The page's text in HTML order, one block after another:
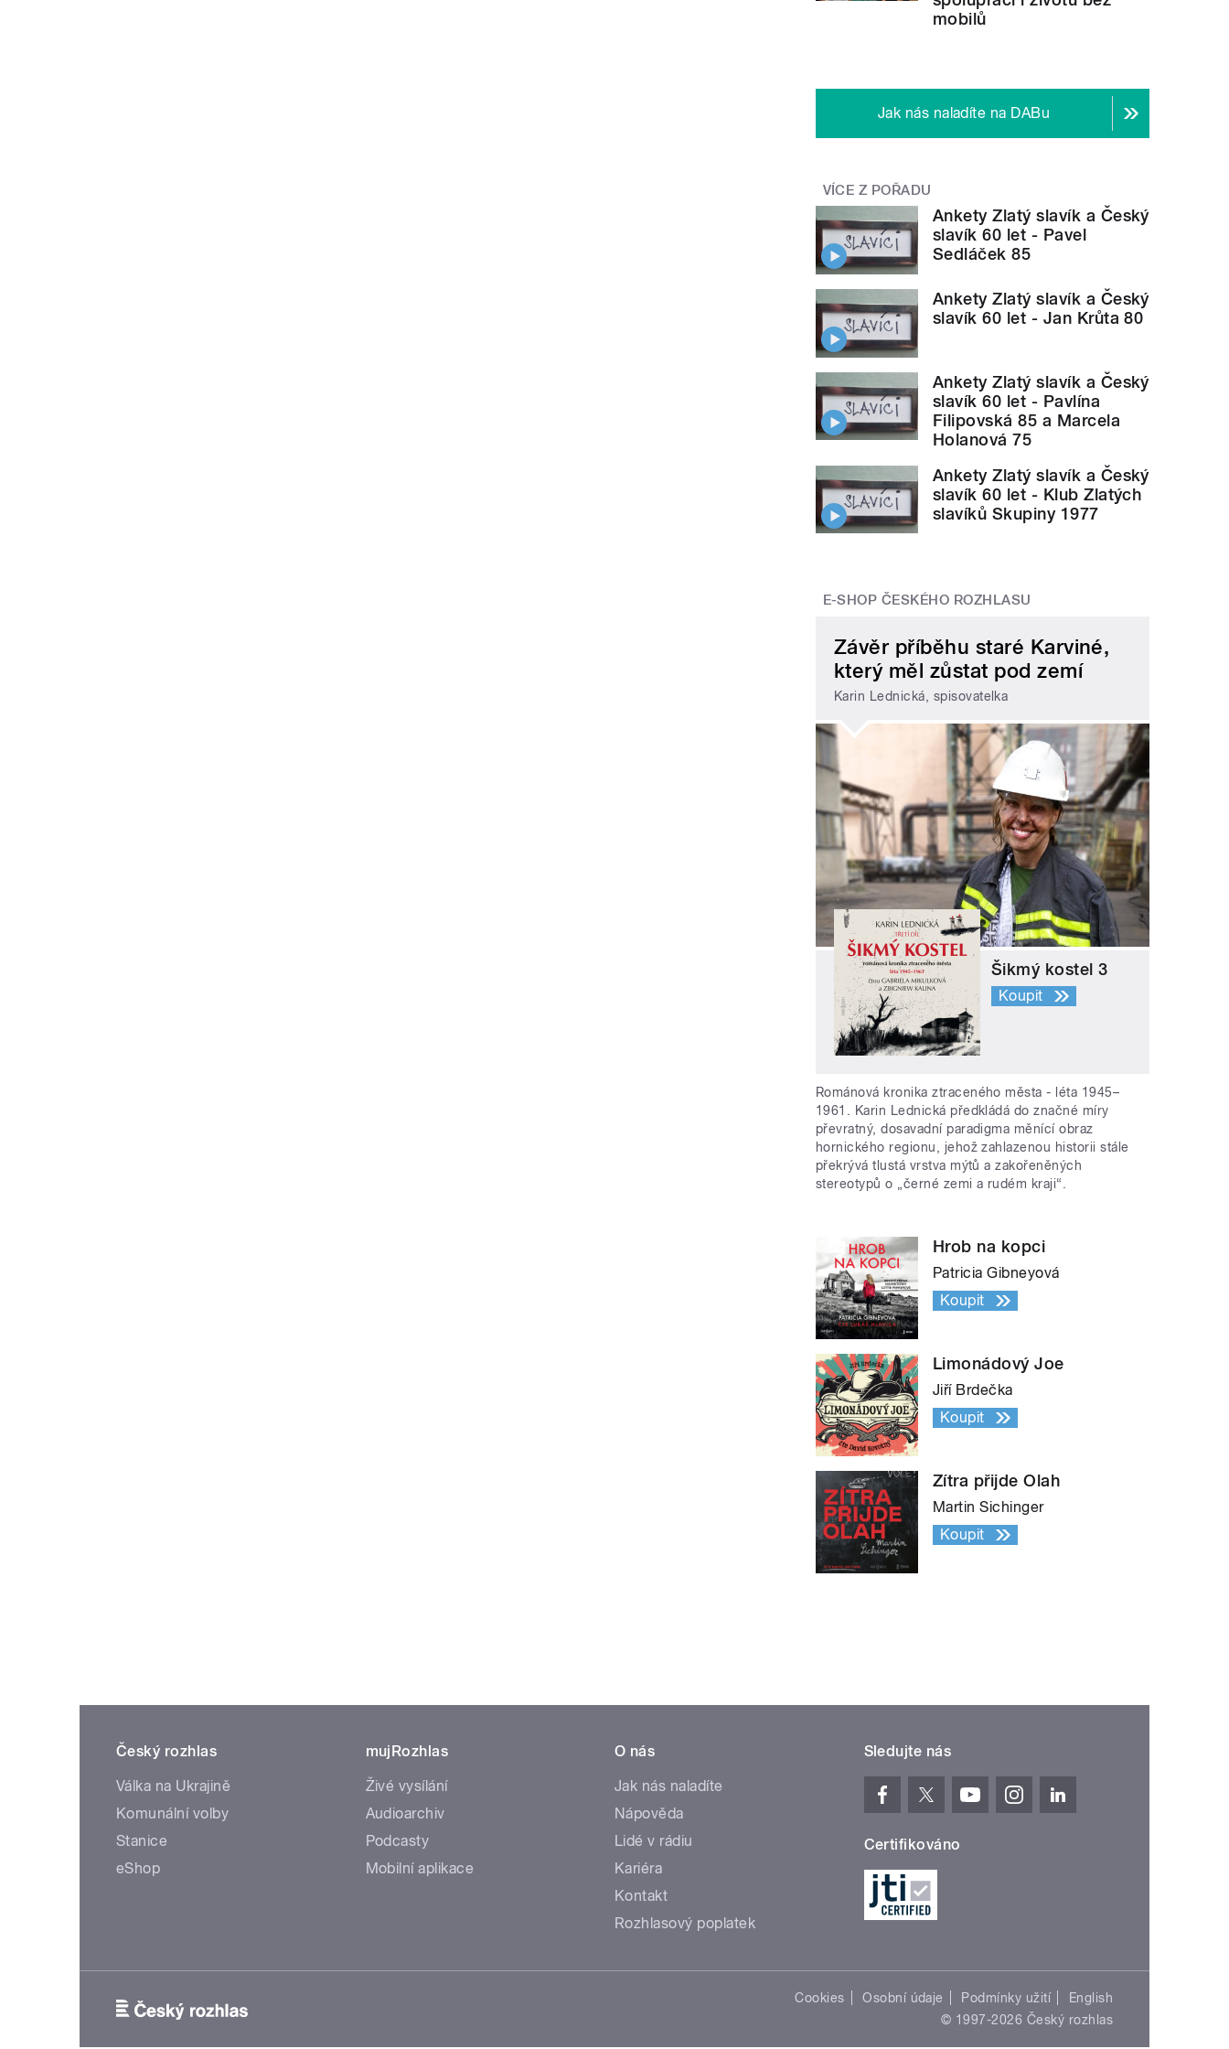
mobilů
Jak nás naladíte na DABu
VÍCE Z POŘADU
Ankety Zlatý slavík a Český
slavík 60 let - Pavel
Sedláček 85
Ankety Zlatý slavík a Český
slavík 60 let - Jan Krůta 80
Ankety Zlatý slavík a Český
slavík 60 let - Pavlína
Filipovská 85 a Marcela
Holanová 75
Ankety Zlatý slavík a Český
slavík 60 let - Klub Zlatých
slavíků Skupiny 1977
E-SHOP ČESKÉHO ROZHLASU
Závěr příběhu staré Karviné,
který měl zůstat pod zemí
Karin Lednická, spisovatelka
Šikmý kostel 3
Koupit
Románová kronika ztraceného města - léta 1945–
1961. Karin Lednická předkládá do značné míry
převratný, dosavadní paradigma měnící obraz
hornického regionu, jehož zahlazenou historii stále
překrývá tlustá vrstva mýtů a zakořeněných
stereotypů o „černé zemi a rudém kraji“.
Hrob na kopci
Patricia Gibneyová
Koupit
Limonádový Joe
Jiří Brdečka
Koupit
Zítra přijde Olah
Martin Sichinger
Koupit
Český rozhlas
Válka na Ukrajině
Komunální volby
Stanice
eShop
mujRozhlas
Živé vysílání
Audioarchiv
Podcasty
Mobilní aplikace
O nás
Jak nás naladíte
Nápověda
Lidé v rádiu
Kariéra
Kontakt
Rozhlasový poplatek
Sledujte nás
Certifikováno
Cookies Osobní údaje Podmínky užití
English
© 1997-2026 Český rozhlas